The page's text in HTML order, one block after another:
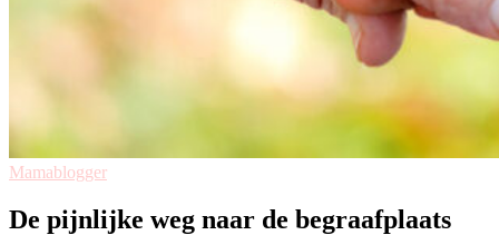
Mamablogger
De pijnlijke weg naar de begraafplaats